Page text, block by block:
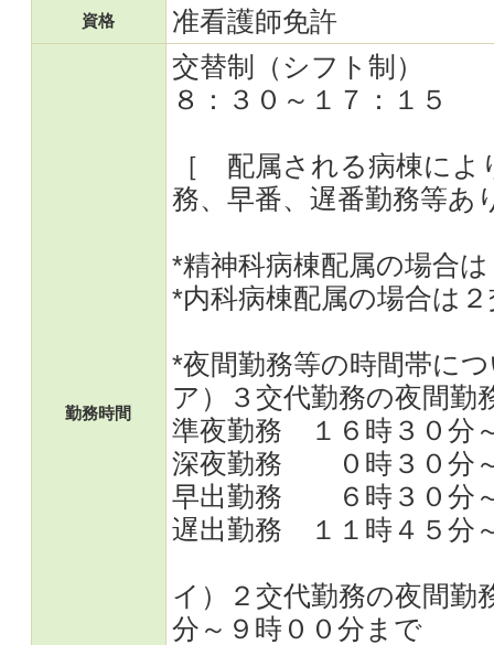
資格 准看護師免許
勤務時間
交替制（シフト制）
８：３０～１７：１５
［ 配属される病棟によ
務、早番、遅番勤務等
*精神科病棟配属の場合
*内科病棟配属の場合は
*夜間勤務等の時間帯に
ア）３交代勤務の夜間勤
準夜勤務 １６時３０分
深夜勤務 ０時３０分
早出勤務 ６時３０分
遅出勤務 １１時４５分
イ）２交代勤務の夜間勤
分～９時００分まで